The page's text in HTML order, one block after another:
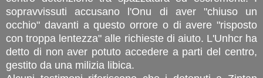
sopravvissuti accusano l'Onu di aver "chiuso un
occhio" davanti a questo orrore o di avere "risposto
con troppa lentezza" alle richieste di aiuto. L'Unhcr ha
detto di non aver potuto accedere a parti del centro,
gestito da una milizia libica.